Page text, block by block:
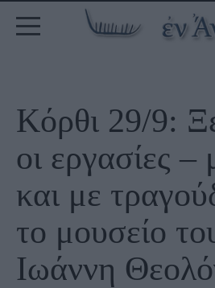
Κόρθι 29/9:
οι εργασίες –
και με
το μουσείο
Ιωάννη